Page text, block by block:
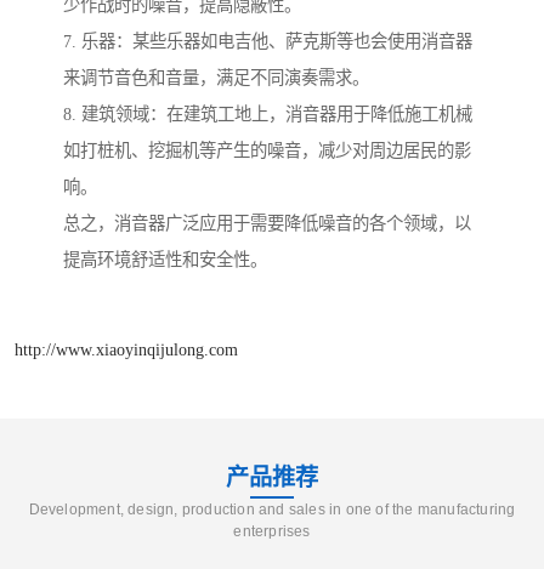
少作战时的噪音，提高隐蔽性。
7. 乐器：某些乐器如电吉他、萨克斯等也会使用消音器
来调节音色和音量，满足不同演奏需求。
8. 建筑领域：在建筑工地上，消音器用于降低施工机械
如打桩机、挖掘机等产生的噪音，减少对周边居民的影
响。
总之，消音器广泛应用于需要降低噪音的各个领域，以
提高环境舒适性和安全性。
http://www.xiaoyinqijulong.com
产品推荐
Development, design, production and sales in one of the manufacturing
enterprises